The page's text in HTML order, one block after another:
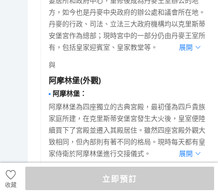
方，如今也是丹麥中央政府的辦公處和議會所在地。
丹麥的行政、司法、立法三大政府機構均以克里斯蒂
安堡宮作為總部；現時宮中的一部分仍由丹麥王室所
有，包括皇家迎賓室、皇家教堂等。
展開
與
阿摩林堡(外觀)
阿摩林堡 ：
阿摩林堡為四座獨立的古典宮殿，最初僅為四戶貴族
家庭所建，在克里斯蒂安堡宮發生大火後，皇室便陸
續買下了宮殿並遷入其殿居住。雖然四座宮殿外觀大
致相同，但內部則有著不同的格局。現時每天都有皇
家侍衛於阿摩林堡進行交接儀式。
展開
收藏
立即預訂